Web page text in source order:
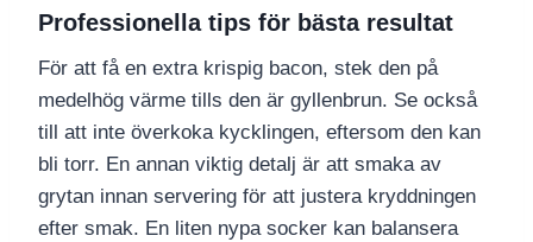
Professionella tips för bästa resultat
För att få en extra krispig bacon, stek den på
medelhög värme tills den är gyllenbrun. Se också
till att inte överkoka kycklingen, eftersom den kan
bli torr. En annan viktig detalj är att smaka av
grytan innan servering för att justera kryddningen
efter smak. En liten nypa socker kan balansera